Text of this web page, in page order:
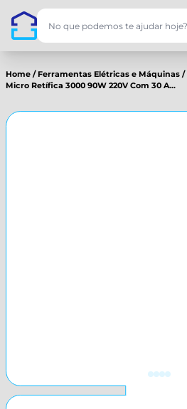
Home / Ferramentas Elétricas e Máquinas /
Micro Retífica 3000 90W 220V Com 30 A...